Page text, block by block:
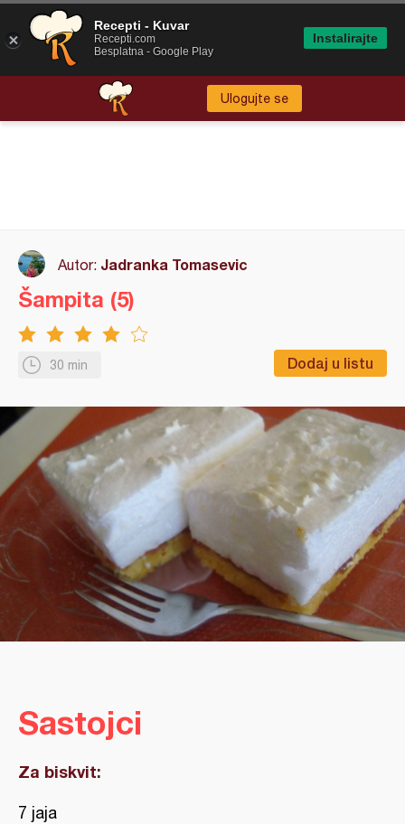
Ulogujte se
Autor: Jadranka Tomasevic
30 min Dodaj u listu
Šampita (5)
Sastojci
Za biskvit:
7 jaja
Recepti - Kuvar
Recepti.com
Besplatna - Google Play
Instalirajte